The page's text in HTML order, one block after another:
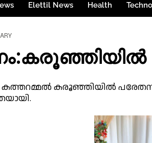
Elettil News Health
കത്തറമ്മൽ കരൂഞ്ഞിയിൽ